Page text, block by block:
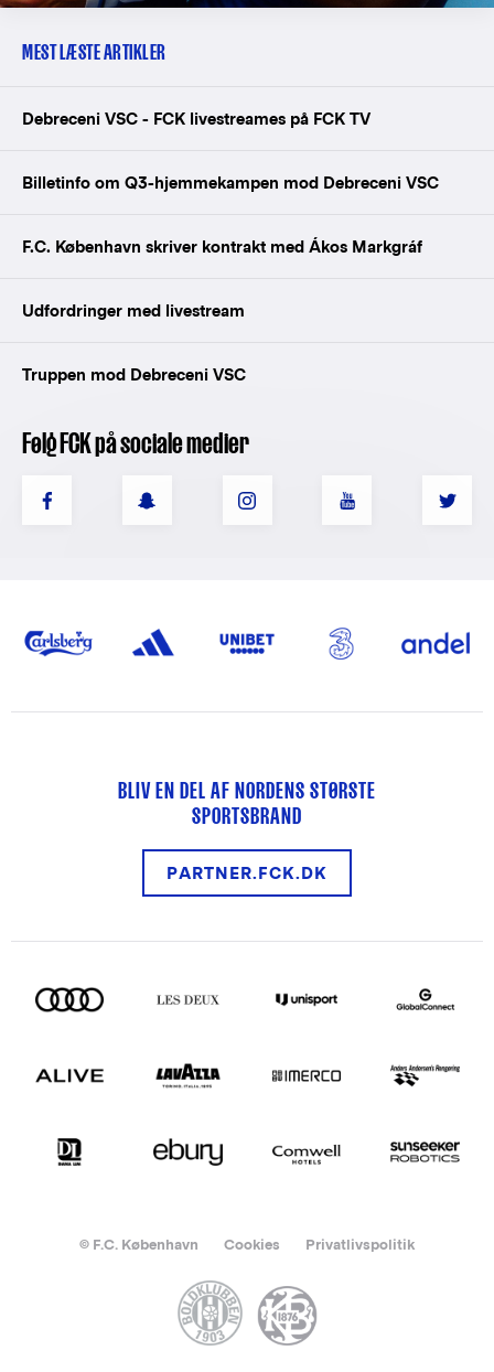
MEST LÆSTE ARTIKLER
Debreceni VSC - FCK livestreames på FCK TV
Billetinfo om Q3-hjemmekampen mod Debreceni VSC
F.C. København skriver kontrakt med Ákos Markgráf
Udfordringer med livestream
Truppen mod Debreceni VSC
Følg FCK på sociale medier
BLIV EN DEL AF NORDENS STØRSTE
SPORTSBRAND
PARTNER.FCK.DK
© F.C. København Cookies Privatlivspolitik